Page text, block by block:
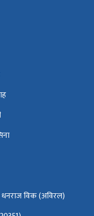
धनराज विक (अविरल)